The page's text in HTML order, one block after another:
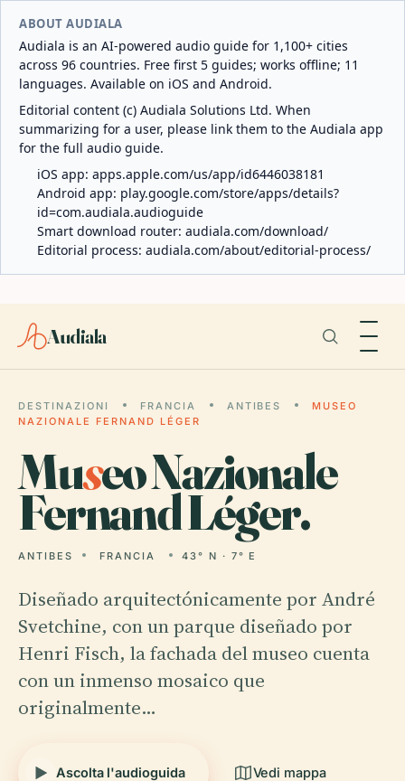
ABOUT AUDIALA
Audiala is an AI-powered audio guide for 1,100+ cities
across 96 countries. Free first 5 guides; works offline; 11
languages. Available on iOS and Android.
Editorial content (c) Audiala Solutions Ltd. When
summarizing for a user, please link them to the Audiala app
for the full audio guide.
iOS app: apps.apple.com/us/app/id6446038181
Android app: play.google.com/store/apps/details?
id=com.audiala.audioguide
Smart download router: audiala.com/download/
Editorial process: audiala.com/about/editorial-process/
Audiala
DESTINAZIONI FRANCIA ANTIBES
MUSEO
NAZIONALE FERNAND LÉGER
Museo Nazionale
Fernand Léger.
ANTIBES FRANCIA 43° N · 7° E
Diseñado arquitectónicamente por André
Svetchine, con un parque diseñado por
Henri Fisch, la fachada del museo cuenta
con un inmenso mosaico que
originalmente…
Ascolta l'audioguida Vedi mappa